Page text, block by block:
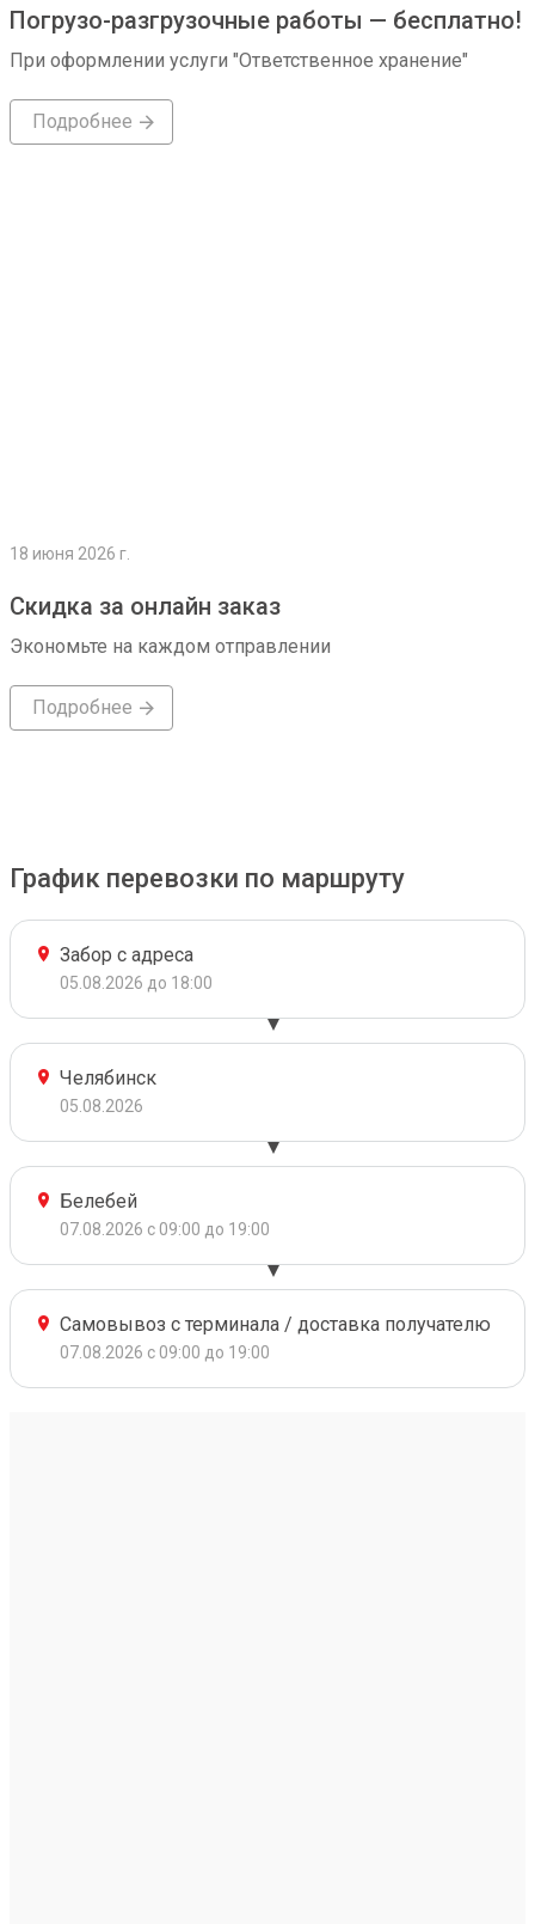
Погрузо-разгрузочные работы — бесплатно!
При оформлении услуги "Ответственное хранение"
Подробнее
18 июня 2026 г.
Скидка за онлайн заказ
Экономьте на каждом отправлении
Подробнее
График перевозки по маршруту
Забор с адреса
05.08.2026 до 18:00
Челябинск
05.08.2026
Белебей
07.08.2026 с 09:00 до 19:00
Самовывоз с терминала / доставка получателю
07.08.2026 с 09:00 до 19:00